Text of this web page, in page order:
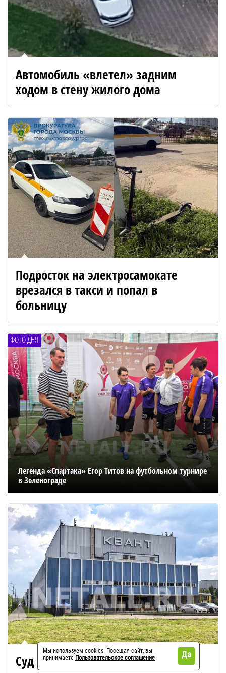
Автомобиль «влетел» задним
ходом в стену жилого дома
Подросток на электросамокате
врезался в такси и попал в
больницу
ФОТО ДНЯ
Легенда «Спартака» Егор Титов на футбольном турнире
в Зеленограде
Суд признал «Квант» банкротом
Мы используем cookies. Посещая сайт, вы
принимаете Пользовательское соглашение Да